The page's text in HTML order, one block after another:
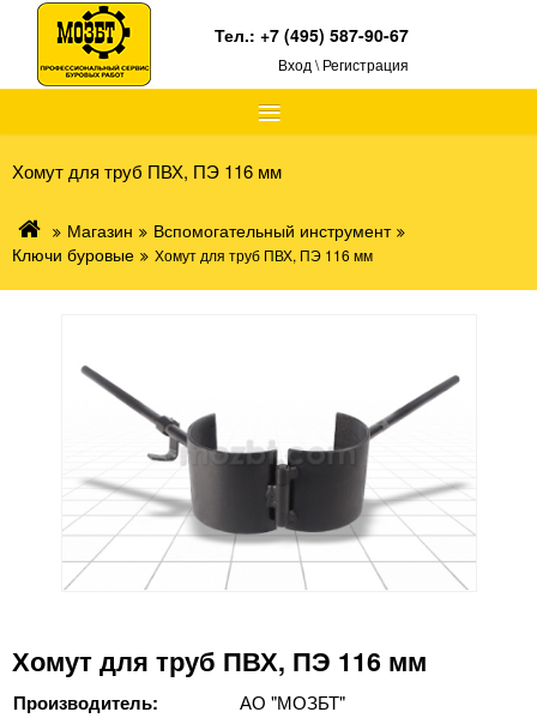
≡
Тел.:+7 (495) 587-90-67
Вход \ Регистрация
Хомут для труб ПВХ, ПЭ 116 мм
Магазин
Вспомогательный инструмент
Ключи буровые
Хомут для труб ПВХ, ПЭ 116 мм
Хомут для труб ПВХ, ПЭ 116 мм
Производитель: АО "МОЗБТ"